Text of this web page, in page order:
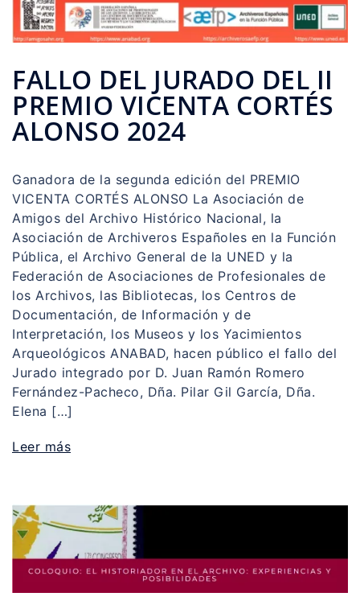
FALLO DEL JURADO DEL II
PREMIO VICENTA CORTÉS
ALONSO 2024
Ganadora de la segunda edición del PREMIO
VICENTA CORTÉS ALONSO La Asociación de
Amigos del Archivo Histórico Nacional, la
Asociación de Archiveros Españoles en la Función
Pública, el Archivo General de la UNED y la
Federación de Asociaciones de Profesionales de
los Archivos, las Bibliotecas, los Centros de
Documentación, de Información y de
Interpretación, los Museos y los Yacimientos
Arqueológicos ANABAD, hacen público el fallo del
Jurado integrado por D. Juan Ramón Romero
Fernández-Pacheco, Dña. Pilar Gil García, Dña.
Elena […]
Leer más